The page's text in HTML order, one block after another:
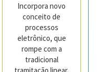
Incorpora novo
conceito de
processos
eletrônico, que
rompe com a
tradicional
tramitação linear,